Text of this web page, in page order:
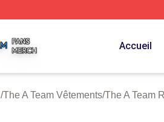
Accueil
/The A Team Vêtements/The A Team